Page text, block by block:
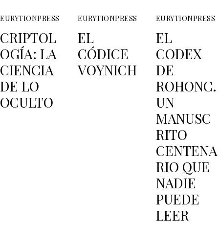
EURYTIONPRESS
CRIPTOL
OGÍA: LA
CIENCIA
DE LO
OCULTO
EURYTIONPRESS
EL
CÓDICE
VOYNICH
EURYTIONPRESS
EL
CODEX
DE
ROHONC.
UN
MANUSC
RITO
CENTENA
RIO QUE
NADIE
PUEDE
LEER